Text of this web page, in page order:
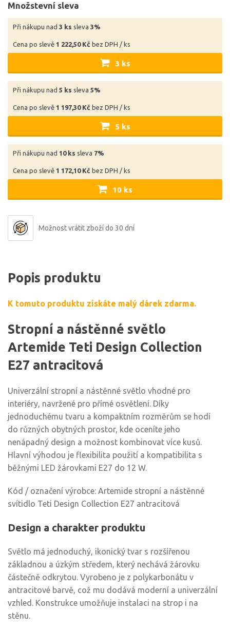
Množstevní sleva
Při nákupu nad 3 ks sleva 3%
Cena po slevě 1 222,50 Kč bez DPH / ks
3 ks
Při nákupu nad 5 ks sleva 5%
Cena po slevě 1 197,30 Kč bez DPH / ks
5 ks
Při nákupu nad 10 ks sleva 7%
Cena po slevě 1 172,10 Kč bez DPH / ks
10 ks
Možnost vrátit zboží do 30 dní
Popis produktu
K tomuto produktu získáte malý dárek zdarma.
Stropní a nástěnné světlo
Artemide Teti Design Collection
E27 antracitová
Univerzální stropní a nástěnné světlo vhodné pro
interiéry, navržené pro přímé osvětlení. Díky
jednoduchému tvaru a kompaktním rozměrům se hodí
do různých obytných prostor, kde oceníte jeho
nenápadný design a možnost kombinovat více kusů.
Hlavní výhodou je flexibilita použití a kompatibilita s
běžnými LED žárovkami E27 do 12 W.
Kód / označení výrobce: Artemide stropní a nástěnné
svítidlo Teti Design Collection E27 antracitová
Design a charakter produktu
Světlo má jednoduchý, ikonický tvar s rozšířenou
základnou a úzkým středem, který nechává žárovku
částečně odkrytou. Vyrobeno je z polykarbonátu v
antracitové barvě, což mu dodává moderní a univerzální
vzhled. Konstrukce umožňuje instalaci na strop i na
stěnu.